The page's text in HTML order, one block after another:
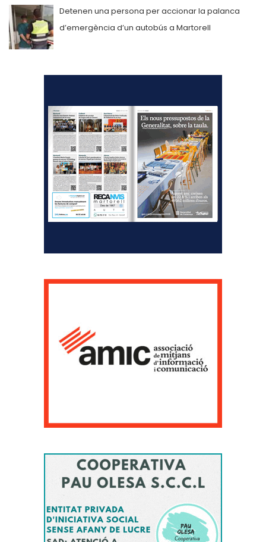
Detenen una persona per accionar la palanca
d’emergència d’un autobús a Martorell